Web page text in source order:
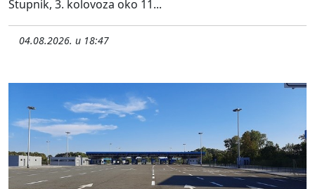
Stupnik, 3. kolovoza oko 11...
04.08.2026. u 18:47